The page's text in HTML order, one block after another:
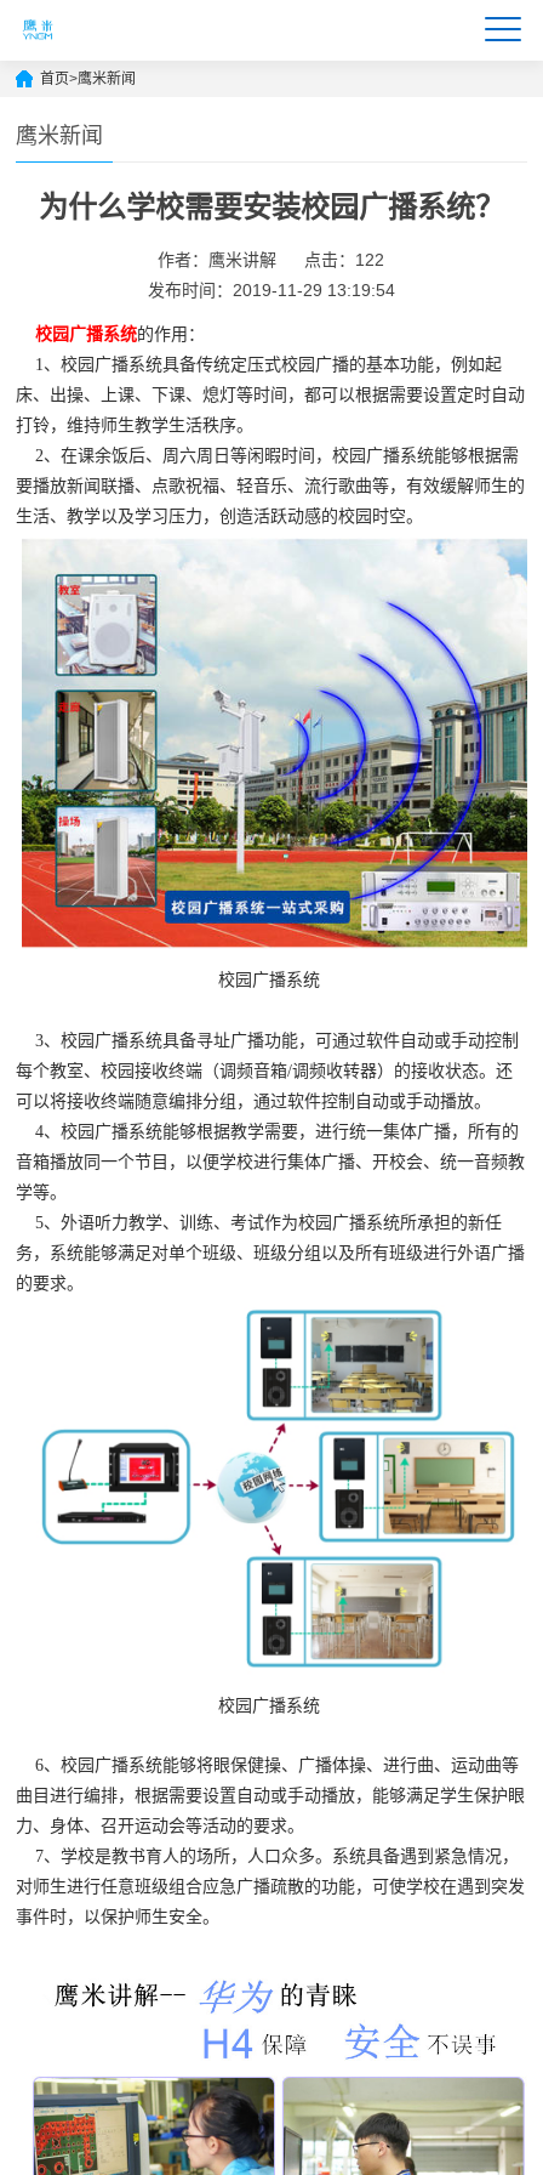
首页>鹰米新闻
鹰米新闻
为什么学校需要安装校园广播系统？
作者：鹰米讲解
点击：122
发布时间：2019-11-29 13:19:54
校园广播系统的作用：
1、校园广播系统具备传统定压式校园广播的基本功能，例如起
床、出操、上课、下课、熄灯等时间，都可以根据需要设置定时自动
打铃，维持师生教学生活秩序。
2、在课余饭后、周六周日等闲暇时间，校园广播系统能够根据需
要播放新闻联播、点歌祝福、轻音乐、流行歌曲等，有效缓解师生的
生活、教学以及学习压力，创造活跃动感的校园时空。
校园广播系统
3、校园广播系统具备寻址广播功能，可通过软件自动或手动控制
每个教室、校园接收终端（调频音箱/调频收转器）的接收状态。还
可以将接收终端随意编排分组，通过软件控制自动或手动播放。
4、校园广播系统能够根据教学需要，进行统一集体广播，所有的
音箱播放同一个节目，以便学校进行集体广播、开校会、统一音频教
学等。
5、外语听力教学、训练、考试作为校园广播系统所承担的新任
务，系统能够满足对单个班级、班级分组以及所有班级进行外语广播
的要求。
校园广播系统
6、校园广播系统能够将眼保健操、广播体操、进行曲、运动曲等
曲目进行编排，根据需要设置自动或手动播放，能够满足学生保护眼
力、身体、召开运动会等活动的要求。
7、学校是教书育人的场所，人口众多。系统具备遇到紧急情况，
对师生进行任意班级组合应急广播疏散的功能，可使学校在遇到突发
事件时，以保护师生安全。